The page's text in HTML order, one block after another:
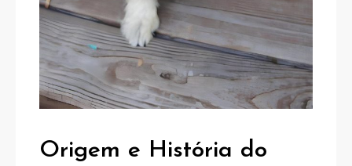
Origem e História do